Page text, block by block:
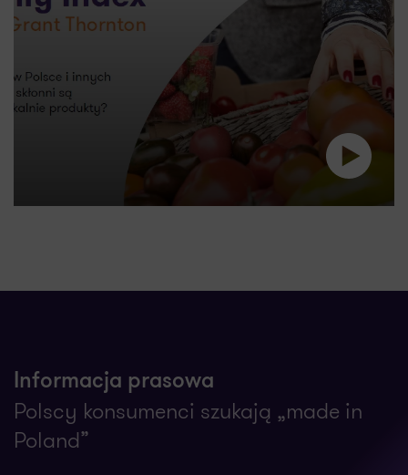
Informacja prasowa
Polscy konsumenci szukają „made in
Poland”